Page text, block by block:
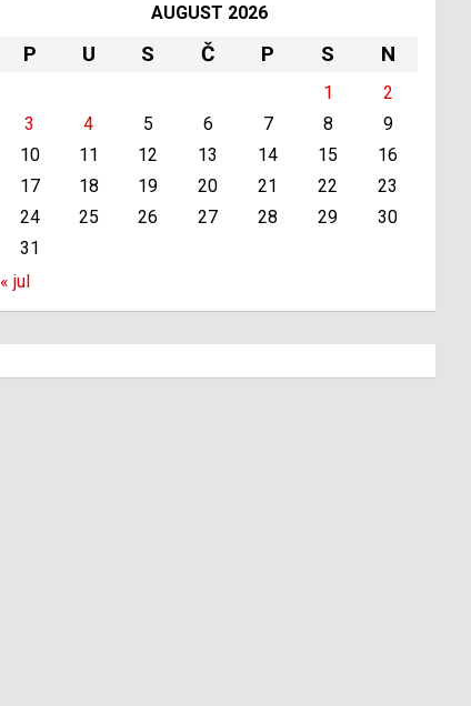
AUGUST 2026
P U S Č P S N
1
2
3
4 5 6 7 8
9
10
11 12 13 14 15
16
17
18 19 20 21 22
23
24
25 26 27 28 29
30
31
« jul